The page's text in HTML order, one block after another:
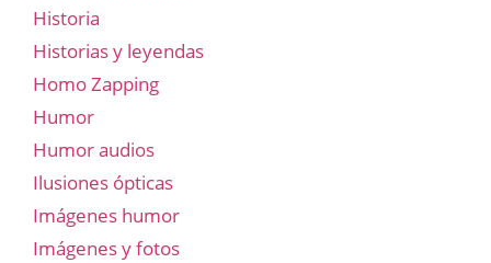
Historia
Historias y leyendas
Homo Zapping
Humor
Humor audios
Ilusiones ópticas
Imágenes humor
Imágenes y fotos